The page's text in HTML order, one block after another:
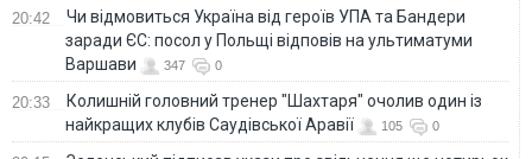
20:42
Чи відмовиться Україна від героїв УПА та Бандери
заради ЄС: посол у Польщі відповів на ультиматуми
Варшави
347 0
20:33
Колишній головний тренер "Шахтаря" очолив один із
найкращих клубів Саудівської Аравії
105 0